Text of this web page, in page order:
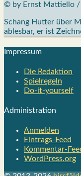
© by Ernst Mattiello /
Schang Hutter über
ablesbar, er ist
Impres­sum
Die Redak­ti­on
Spiel­re­geln
Do-it-your­s­elf
Admi­nis­tra­ti­on
Anmelden
Eintrags-Feed
Kommentar-
WordPress.org